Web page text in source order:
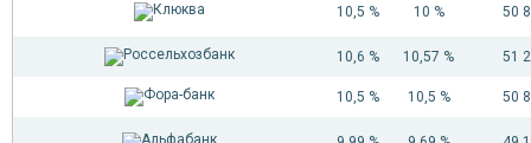
10,5 % 10 % 50
10,6 % 10,57 % 51
10,5 % 10,5 % 50